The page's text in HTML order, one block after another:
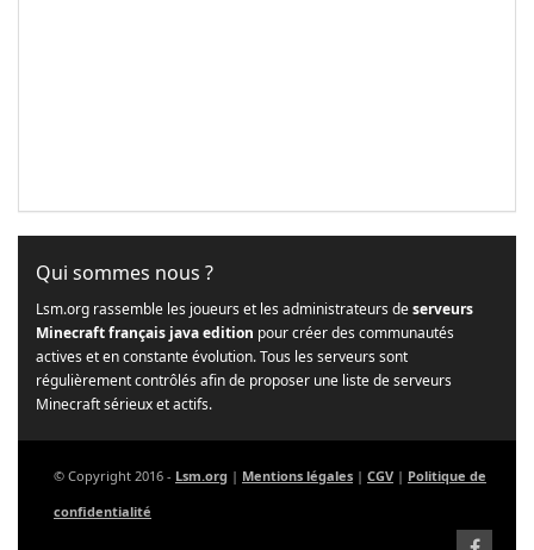
Qui sommes nous ?
Lsm.org rassemble les joueurs et les administrateurs deserveurs
Minecraft français java edition pour créer des communautés
actives et en constante évolution. Tous les serveurs sont
régulièrement contrôlés afin de proposer une liste de serveurs
Minecraft sérieux et actifs.
© Copyright 2016 - Lsm.org | Mentions légales | CGV | Politique de
confidentialité